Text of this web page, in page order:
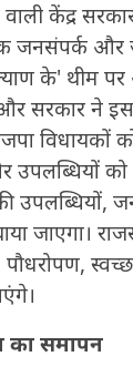
वाली केंद्र
जनसंपर्क
के' थीम
सरकार ने
विधायकों
को
जाएगा।
पौधरोपण,
का समापन